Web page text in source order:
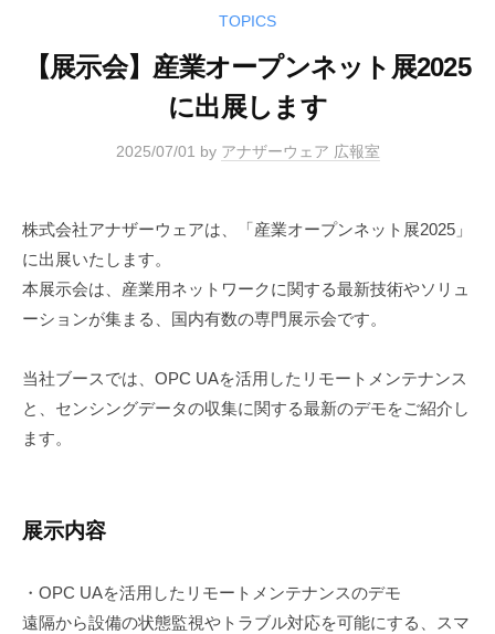
TOPICS
【展示会】産業オープンネット展2025
に出展します
2025/07/01 by アナザーウェア 広報室
株式会社アナザーウェアは、「産業オープンネット展2025」
に出展いたします。
本展示会は、産業用ネットワークに関する最新技術やソリュ
ーションが集まる、国内有数の専門展示会です。
当社ブースでは、OPC UAを活用したリモートメンテナンス
と、センシングデータの収集に関する最新のデモをご紹介し
ます。
展示内容
・OPC UAを活用したリモートメンテナンスのデモ
遠隔から設備の状態監視やトラブル対応を可能にする、スマ